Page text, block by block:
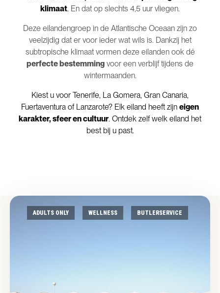
klimaat. En dat op slechts 4,5 uur vliegen.
Deze eilandengroep in de Atlantische Oceaan zijn zo
veelzijdig dat er voor ieder wat wils is. Dankzij het
subtropische klimaat vormen deze eilanden ook dé
perfecte bestemming voor een verblijf tijdens de
wintermaanden.
Kiest u voor Tenerife, La Gomera, Gran Canaria,
Fuertaventura of Lanzarote? Elk eiland heeft zijn eigen
karakter, sfeer en cultuur. Ontdek zelf welk eiland het
best bij u past.
ADULTS ONLY WELLNESS BUTLERSERVICE